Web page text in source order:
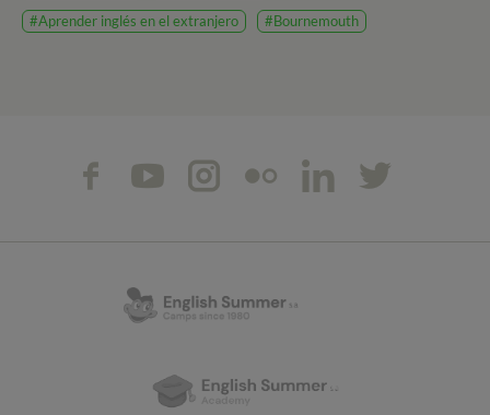
#Aprender inglés en el extranjero
#Bournemouth